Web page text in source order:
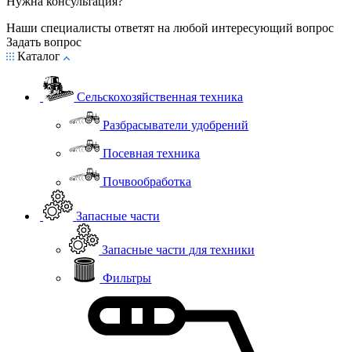
Наши специалисты ответят на любой интересующий вопрос
Задать вопрос
Каталог
Сельскохозяйственная техника
Разбрасыватели удобрений
Посевная техника
Почвообработка
Запасные части
Запасные части для техники
Фильтры